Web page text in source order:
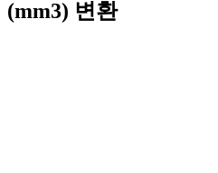
(mm3) 변환